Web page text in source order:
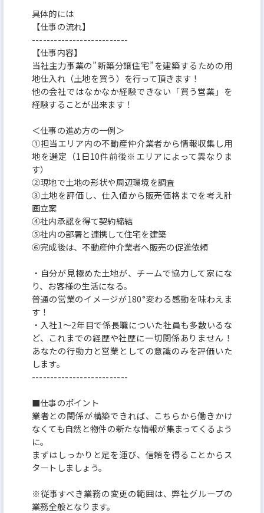
具体的には
【仕事の流れ】
--------------------------
【仕事内容】
当社主力事業の”新築分譲住宅”を建築するための用
地仕入れ（土地を買う）を行って頂きます！
他の会社ではなかなか経験できない「買う営業」を
経験することが出来ます！
＜仕事の進め方の一例＞
①担当エリア内の不動産仲介業者から情報収集し用
地を選定（1日10件前後※エリアによって異なりま
す）
②現地で土地の形状や周辺環境を調査
③土地を評価し、仕入値から販売価格までを考え計
画立案
④社内承認を得て契約締結
⑤社内の部署と連携して住宅を建築
⑥完成後は、不動産仲介業者へ販売の促進依頼
・自分が見極めた土地が、チームで協力して家にな
り、お客様の生活になる。
普通の営業のイメージが180°変わる感動を味わえま
す！
・入社1～2年目で係長職についた社員も多数いるな
ど、これまでの経歴や社歴に一切関係ありません！
あなたの行動力と営業としての意識のみを評価いた
します。
--------------------------
■仕事のポイント
業者との関係が構築できれば、こちらから働きかけ
なくても自然と物件の新たな情報が集まってくるよう
に。
まずはしっかりと足を運び、信頼を得ることからス
タートしましょう。
※従事すべき業務の変更の範囲は、弊社グループの
業務全般となります。